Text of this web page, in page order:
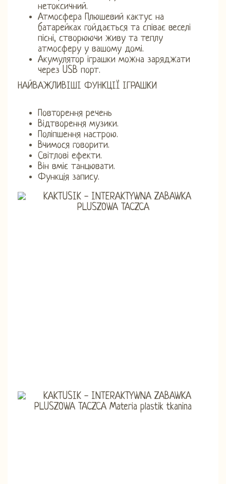
нетоксичний.
Атмосфера Плюшевий кактус на
батарейках гойдається та співає веселі
пісні, створюючи живу та теплу
атмосферу у вашому домі.
Акумулятор іграшки можна заряджати
через USB порт.
НАЙВАЖЛИВІШІ ФУНКЦІЇ ІГРАШКИ
Повторення речень
Відтворення музики.
Поліпшення настрою.
Вчимося говорити.
Світлові ефекти.
Він вміє танцювати.
Функція запису.